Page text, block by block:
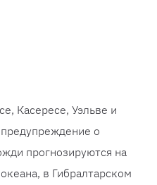
Касересе, Уэльве и
о
прогнозируются на
в Гибралтарском